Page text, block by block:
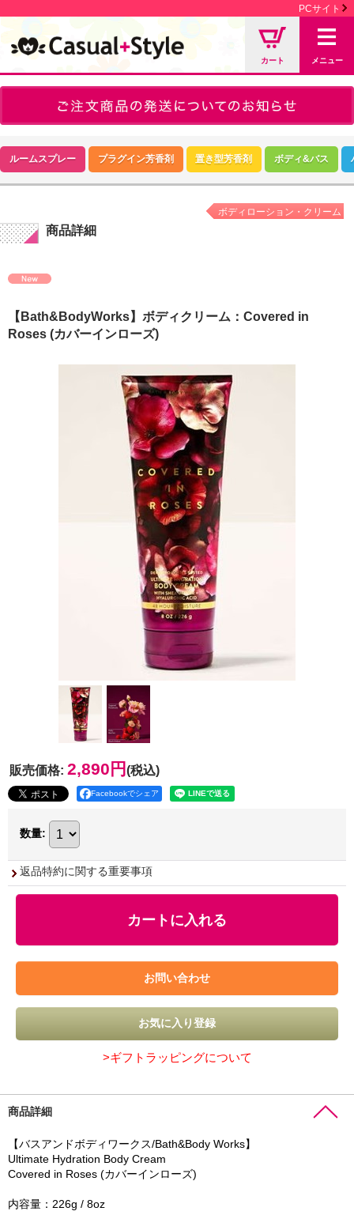
PCサイト
カート メニュー
ルームスプレー プラグイン芳香剤 置き型芳香剤 ボディ&バス
商品詳細
ボディローション・クリーム
【Bath&BodyWorks】ボディクリーム：Covered in
Roses (カバーインローズ)
販売価格: 2,890円 (税込)
Facebookでシェア
数量:
返品特約に関する重要事項
>ギフトラッピングについて
商品詳細
【バスアンドボディワークス/Bath&Body Works】
Ultimate Hydration Body Cream
Covered in Roses (カバーインローズ)
内容量：226g / 8oz